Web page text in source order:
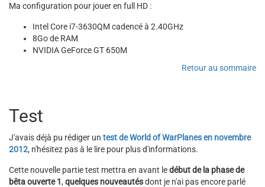
Ma configuration pour jouer en full HD :
Intel Core i7-3630QM cadencé à 2.40GHz
8Go de RAM
NVIDIA GeForce GT 650M
Retour au sommaire
Test
J'avais déjà pu rédiger un test de World of WarPlanes en novembre
2012, n'hésitez pas à le lire pour plus d'informations.
Cette nouvelle partie test mettra en avant ledébut de la phase de
bêta ouverte 1, quelques nouveautésdont je n'ai pas encore parlé